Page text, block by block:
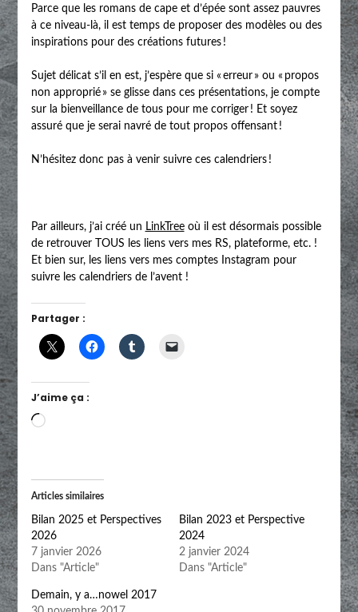
Parce que les romans de cape et d’épée sont assez pauvres
à ce niveau-là, il est temps de proposer des modèles ou des
inspirations pour des créations futures !
Sujet délicat s’il en est, j’espère que si « erreur » ou « propos
non approprié » se glisse dans ces présentations, je compte
sur la bienveillance de tous pour me corriger ! Et soyez
assuré que je serai navré de tout propos offensant !
N’hésitez donc pas à venir suivre ces calendriers !
Par ailleurs, j’ai créé un LinkTreeoù il est désormais possible
de retrouver TOUS les liens vers mes RS, plateforme, etc. !
Et bien sur, les liens vers mes comptes Instagram pour
suivre les calendriers de l’avent !
Partager :
J’aime ça :
Chargement…
Articles similaires
Bilan 2025 et Perspectives
2026
7 janvier 2026
Dans "Article"
Bilan 2023 et Perspective
2024
2 janvier 2024
Dans "Article"
Demain, y a…nowel 2017